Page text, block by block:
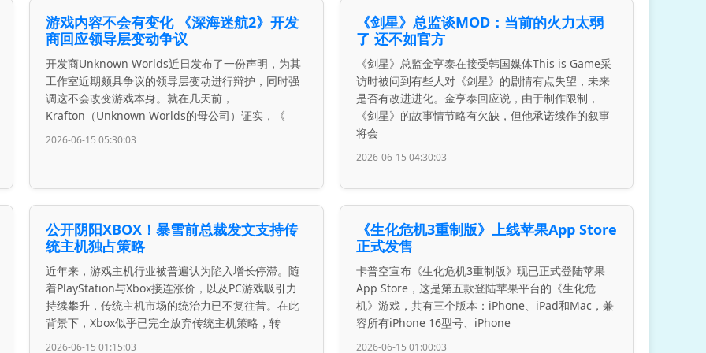
游戏内容不会有变化 《深海迷航2》开发
商回应领导层变动争议
开发商Unknown Worlds近日发布了一份声明，为其
工作室近期颇具争议的领导层变动进行辩护，同时强
调这不会改变游戏本身。就在几天前，
Krafton（Unknown Worlds的母公司）证实，《
2026-06-15 05:30:03
《剑星》总监谈MOD：当前的火力太弱
了 还不如官方
《剑星》总监金亨泰在接受韩国媒体This is Game采
访时被问到有些人对《剑星》的剧情有点失望，未来
是否有改进进化。金亨泰回应说，由于制作限制，
《剑星》的故事情节略有欠缺，但他承诺续作的叙事
将会
2026-06-15 04:30:03
公开阴阳XBOX！暴雪前总裁发文支持传
统主机独占策略
近年来，游戏主机行业被普遍认为陷入增长停滞。随
着PlayStation与Xbox接连涨价，以及PC游戏吸引力
持续攀升，传统主机市场的统治力已不复往昔。在此
背景下，Xbox似乎已完全放弃传统主机策略，转
2026-06-15 01:15:03
《生化危机3重制版》上线苹果App Store
正式发售
卡普空宣布《生化危机3重制版》现已正式登陆苹果
App Store，这是第五款登陆苹果平台的《生化危
机》游戏，共有三个版本：iPhone、iPad和Mac，兼
容所有iPhone 16型号、iPhone
2026-06-15 01:00:03